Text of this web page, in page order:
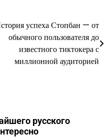
успеха Стопбан — от
обычного пользователя до
известного тиктокера с
миллионной аудиторией
русского